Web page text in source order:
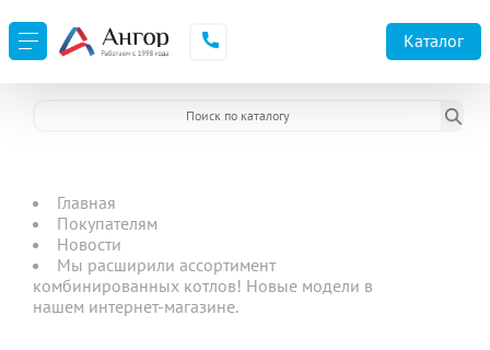
Каталог
Главная
Покупателям
Новости
Мы расширили ассортимент
комбинированных котлов! Новые модели в
нашем интернет-магазине.